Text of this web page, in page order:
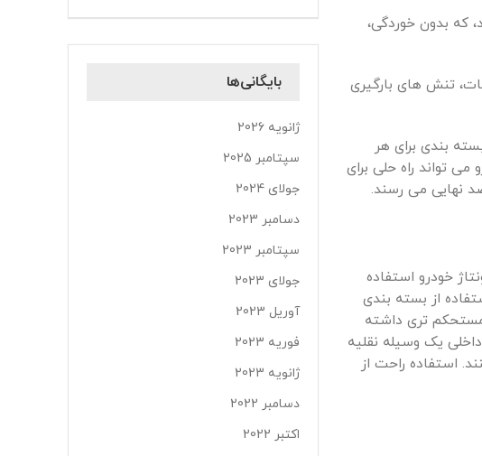
که بدون خوردگی،
تنش های بارگیری
بندی برای هر
تواند راه حلی برای
نهایی می رسند.
خودرو استفاده
از بسته بندی
تری داشته
یک وسیله نقلیه
استفاده راحت از
بایگانی‌ها
ژانویه 2026
سپتامبر 2025
جولای 2024
دسامبر 2023
سپتامبر 2023
جولای 2023
آوریل 2023
فوریه 2023
ژانویه 2023
دسامبر 2022
اکتبر 2022